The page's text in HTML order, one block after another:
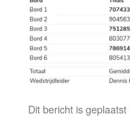
Dit bericht is geplaatst